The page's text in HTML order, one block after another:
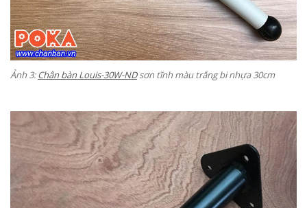
Ảnh 3:Chân bàn Louis-30W-NDsơn tĩnh màu trắng bi nhựa 30cm